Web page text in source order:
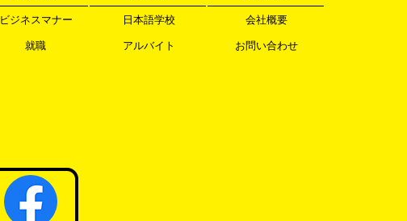
ビジネスマナー
就職
日本語学校
アルバイト
会社概要
お問い合わせ